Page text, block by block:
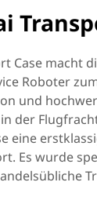
Case macht
Roboter
und
der
eine
Es wurde